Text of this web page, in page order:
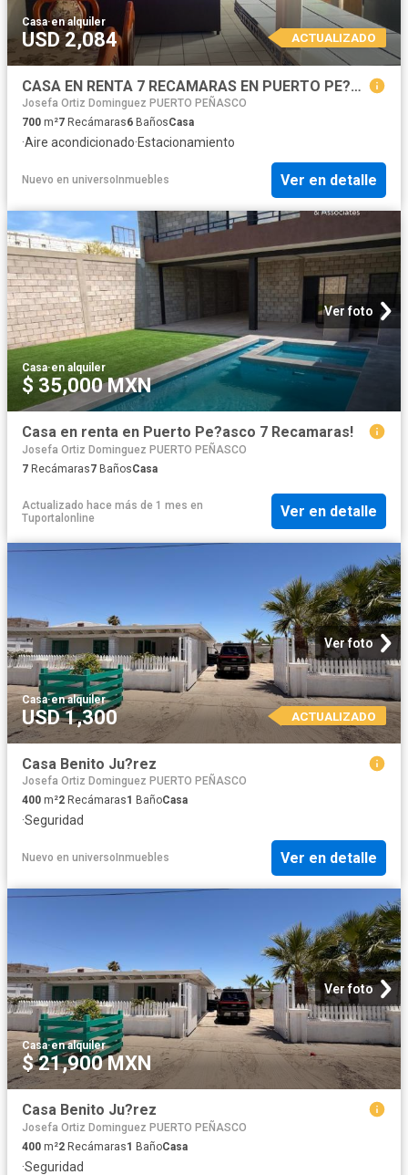
Casa·en alquiler
USD 2,084 ACTUALIZADO
CASA EN RENTA 7 RECAMARAS EN PUERTO PE?ASCO
Josefa Ortiz Dominguez PUERTO PEÑASCO
700 m²7 Recámaras6 BañosCasa
·Aire acondicionado·Estacionamiento
Nuevo en universoInmuebles Ver en detalle
Ver foto
Casa·en alquiler
$ 35,000 MXN
Casa en renta en Puerto Pe?asco 7 Recamaras!
Josefa Ortiz Dominguez PUERTO PEÑASCO
7 Recámaras7 BañosCasa
Actualizado hace más de 1 mes en
Tuportalonline
Ver en detalle
Ver foto
Casa·en alquiler
USD 1,300 ACTUALIZADO
Casa Benito Ju?rez
Josefa Ortiz Dominguez PUERTO PEÑASCO
400 m²2 Recámaras1 BañoCasa
·Seguridad
Nuevo en universoInmuebles Ver en detalle
Ver foto
Casa·en alquiler
$ 21,900 MXN
Casa Benito Ju?rez
Josefa Ortiz Dominguez PUERTO PEÑASCO
400 m²2 Recámaras1 BañoCasa
·Seguridad